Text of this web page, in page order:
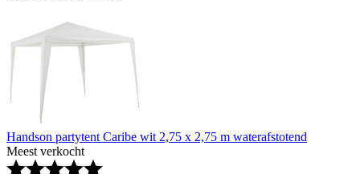
Handson partytent Caribe wit 2,75 x 2,75 m waterafstotend
Meest verkocht